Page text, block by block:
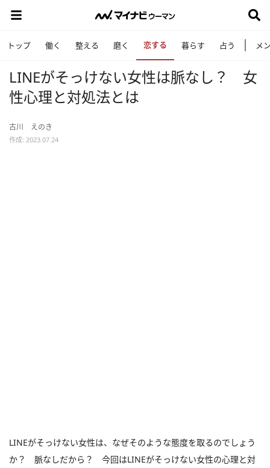
トップ 働く 整える 磨く 恋する 暮らす 占う メ
LINEがそっけない女性は脈なし？ 女
性心理と対処法とは
古川 えのき
作成: 2023.07.24
LINEがそっけない女性は、なぜそのような態度を取るのでしょう
か？ 脈なしだから？ 今回はLINEがそっけない女性の心理と対